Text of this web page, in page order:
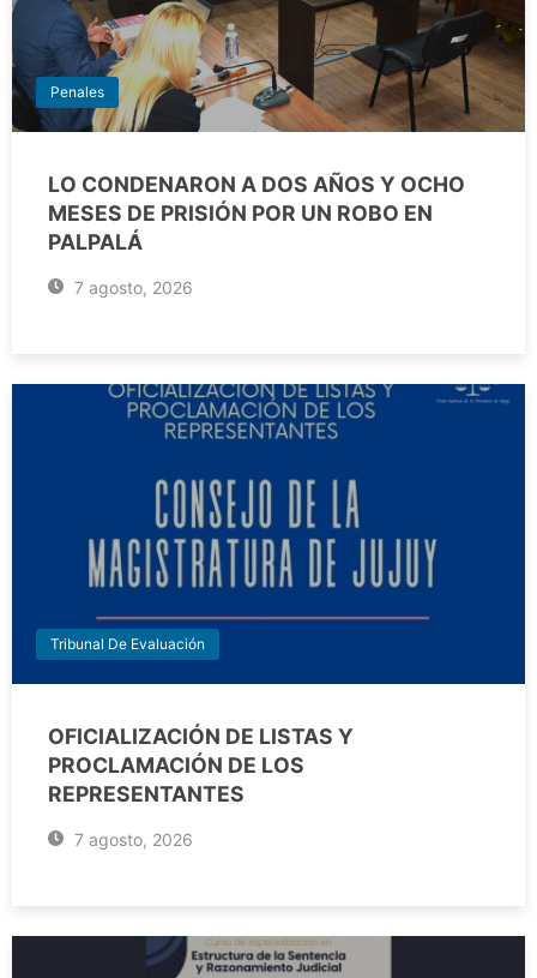
Penales
LO CONDENARON A DOS AÑOS Y OCHO
MESES DE PRISIÓN POR UN ROBO EN
PALPALÁ
7 agosto, 2026
Tribunal De Evaluación
OFICIALIZACIÓN DE LISTAS Y
PROCLAMACIÓN DE LOS
REPRESENTANTES
7 agosto, 2026